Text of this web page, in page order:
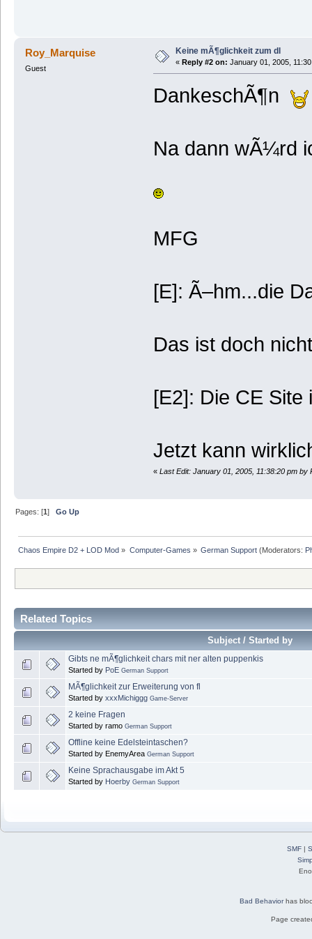
Roy_Marquise
Guest
Keine mÃ¶glichkeit zum dl
« Reply #2 on: January 01, 2005,
DankeschÃ¶n
Na dann wÃ¼rd
MFG
[E]: Ã–hm...die
Das ist doch
[E2]: Die CE
Jetzt kann
« Last Edit: January 01, 2005, 11:38:20 pm by
Pages: [1]Go Up
Chaos Empire D2 + LOD Mod » Computer-Games » German Support(Moderators:
Related Topics
Subject / Started by
Gibts ne mÃ¶glichkeit chars mit ner alten puppenkis
Started by PoE German Support
MÃ¶glichkeit zur Erweiterung von fl
Started by xxxMichiggg Game-Server
2 keine Fragen
Started by ramo German Support
Offline keine Edelsteintaschen?
Started by EnemyArea German Support
Keine Sprachausgabe im Akt 5
Started by Hoerby German Support
SMF|
Bad Behaviorhas
Page